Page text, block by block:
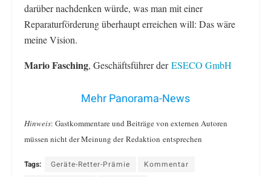
darüber nachdenken würde, was man mit einer
Reparaturförderung überhaupt erreichen will: Das wäre
meine Vision.
Mario Fasching, Geschäftsführer derESECO GmbH
Mehr Panorama-News
Hinweis: Gastkommentare und Beiträge von externen Autoren
müssen nicht der Meinung der Redaktion entsprechen
Tags: Geräte-Retter-Prämie
Kommentar